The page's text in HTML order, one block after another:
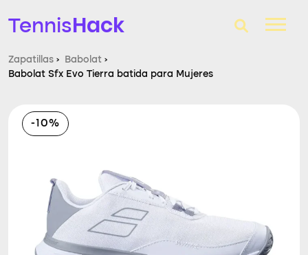
TennisHack
T-Finder
Raquetas de tenis
Comparador
Consultorio
Blog
Zapatillas › Babolat ›
Babolat Sfx Evo Tierra batida para Mujeres
-10%